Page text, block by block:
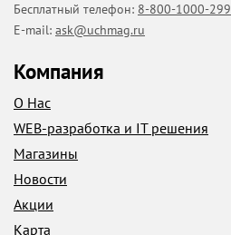
Бесплатный телефон: 8-800-1000-299
E-mail: ask@uchmag.ru
Компания
О Нас
WEB-разработка и IT решения
Магазины
Новости
Акции
Карта